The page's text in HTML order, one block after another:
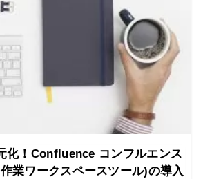
化！Confluence コンフルエンス
業ワークスペースツール)の導入